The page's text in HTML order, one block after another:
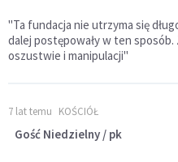
"Ta fundacja nie utrzyma się
dalej postępowały w ten
oszustwie i manipulacji"
7 lat temu KOŚCIÓŁ
Gość Niedzielny / pk